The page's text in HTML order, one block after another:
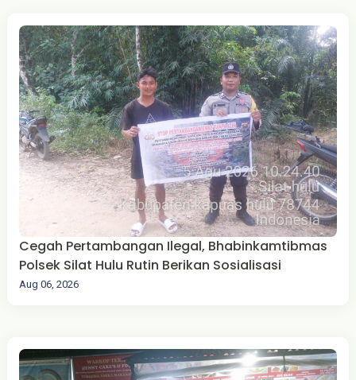
Cegah Pertambangan Ilegal, Bhabinkamtibmas
Polsek Silat Hulu Rutin Berikan Sosialisasi
Aug 06, 2026